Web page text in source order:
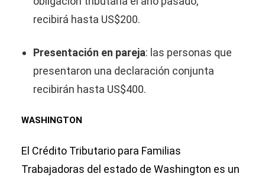
recibirá hasta US$200.
Presentación en pareja: las personas que
presentaron una declaración conjunta
recibirán hasta US$400.
WASHINGTON
El Crédito Tributario para Familias
Trabajadoras del estado de Washington es un